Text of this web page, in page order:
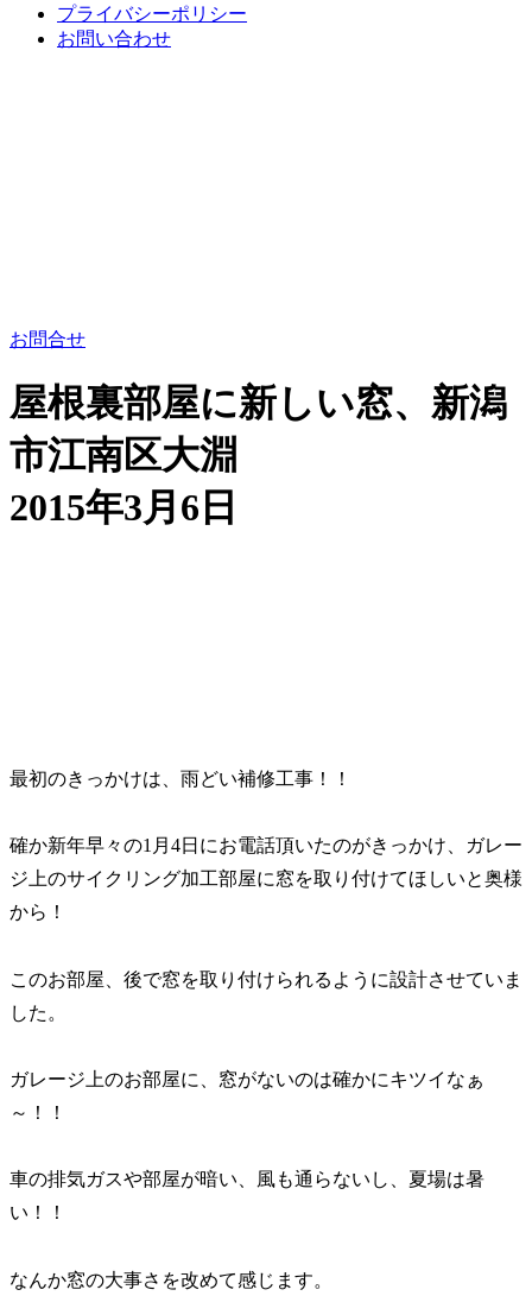
プライバシーポリシー
お問い合わせ
お問合せ
屋根裏部屋に新しい窓、新潟
市江南区大淵
2015年3月6日
最初のきっかけは、雨どい補修工事！！
確か新年早々の1月4日にお電話頂いたのがきっかけ、ガレー
ジ上のサイクリング加工部屋に窓を取り付けてほしいと奥様
から！
このお部屋、後で窓を取り付けられるように設計させていま
した。
ガレージ上のお部屋に、窓がないのは確かにキツイなぁ
～！！
車の排気ガスや部屋が暗い、風も通らないし、夏場は暑
い！！
なんか窓の大事さを改めて感じます。